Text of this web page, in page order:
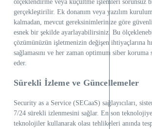
ölçeklendirme veya küçültme işlemleri sorunsuz
gerçekleştirilir. Ek donanım veya yazılım
kalmadan, mevcut gereksinimlerinize göre
esnek bir şekilde ayarlayabilirsiniz. Bu
çözümünüzün işletmenizin değişen ihtiyaçlarına
sağlamasını ve her zaman optimum siber koruma
eder.
Sürekli İzleme ve Güncellemeler
Security as a Service (SECaaS) sağlayıcıları,
7/24 sürekli izlenmesini sağlar. En son
teknolojiler kullanarak olası tehlikeleri anında